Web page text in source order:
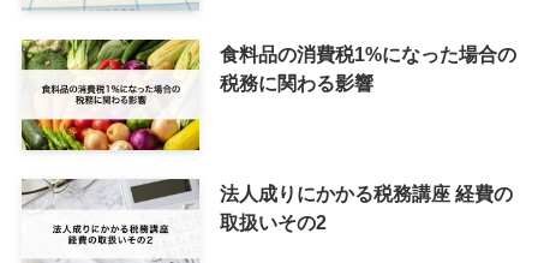
食料品の消費税1%になった場合の
税務に関わる影響
法人成りにかかる税務講座 経費の
取扱いその2